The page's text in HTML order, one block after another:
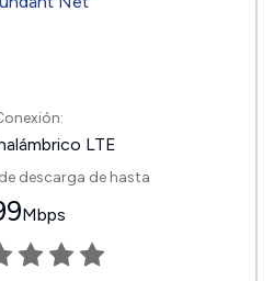
LTE
descarga de hasta
Mbps